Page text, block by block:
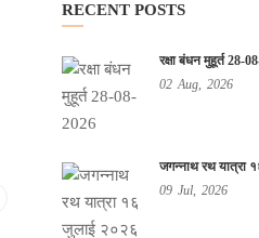
RECENT POSTS
रक्षा बंधन मुहूर्त 28-
02 Aug, 2026
जगन्नाथ रथ यात्रा
09 Jul, 2026